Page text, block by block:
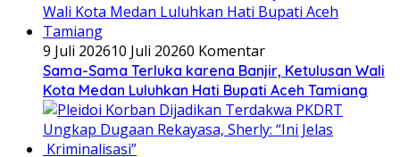
9 Juli 202610 Juli 20260 Komentar
Sama-Sama Terluka karena Banjir, Ketulusan Wali
Kota Medan Luluhkan Hati Bupati Aceh Tamiang